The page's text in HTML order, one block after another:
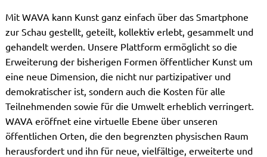
Mit WAVA kann Kunst ganz einfach über das Smartphone
zur Schau gestellt, geteilt, kollektiv erlebt, gesammelt und
gehandelt werden. Unsere Plattform ermöglicht so die
Erweiterung der bisherigen Formen öffentlicher Kunst um
eine neue Dimension, die nicht nur partizipativer und
demokratischer ist, sondern auch die Kosten für alle
Teilnehmenden sowie für die Umwelt erheblich verringert.
WAVA eröffnet eine virtuelle Ebene über unseren
öffentlichen Orten, die den begrenzten physischen Raum
herausfordert und ihn für neue, vielfältige, erweiterte und